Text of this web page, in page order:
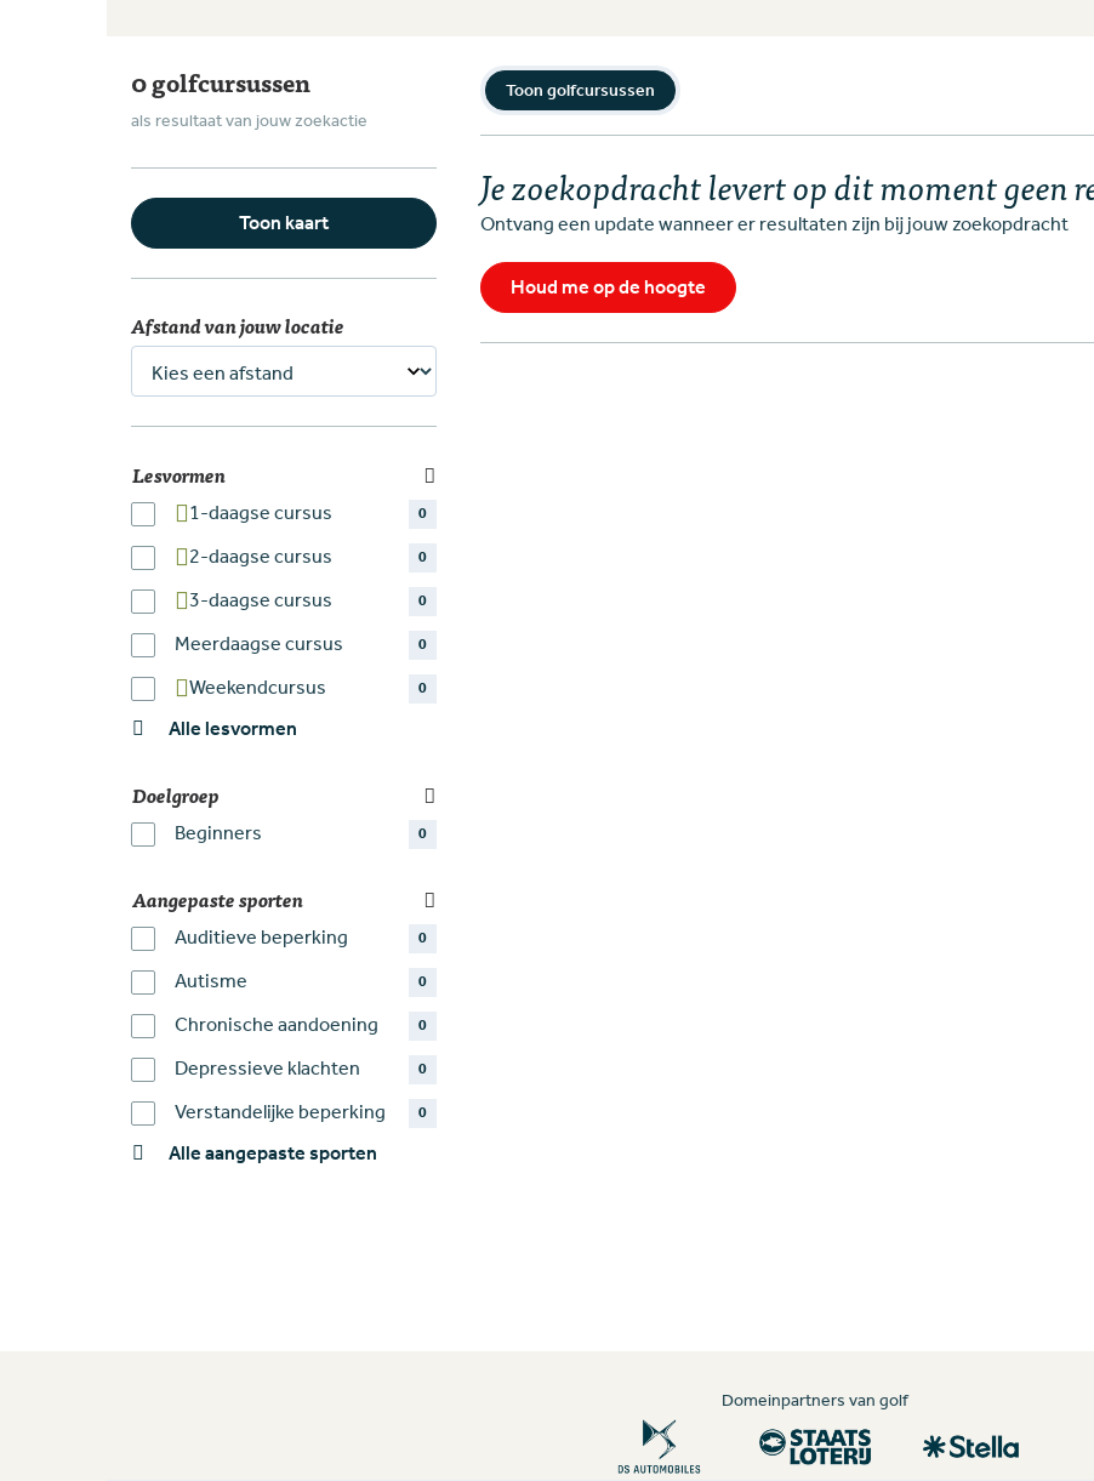
0 golfcursussen
als resultaat van jouw zoekactie
Toon kaart
Afstand van jouw locatie
Lesvormen
1-daagse cursus 0
2-daagse cursus 0
3-daagse cursus 0
Meerdaagse cursus 0
Weekendcursus 0
Alle lesvormen
Doelgroep
Beginners 0
Aangepaste sporten
Auditieve beperking 0
Autisme 0
Chronische aandoening 0
Depressieve klachten 0
Verstandelijke beperking 0
Alle aangepaste sporten
Toon golfcursussen
Je zoekopdracht levert op dit moment geen
Ontvang een update wanneer er resultaten zijn bij jouw zoekopdracht
Houd me op de hoogte
Domeinpartners van golf